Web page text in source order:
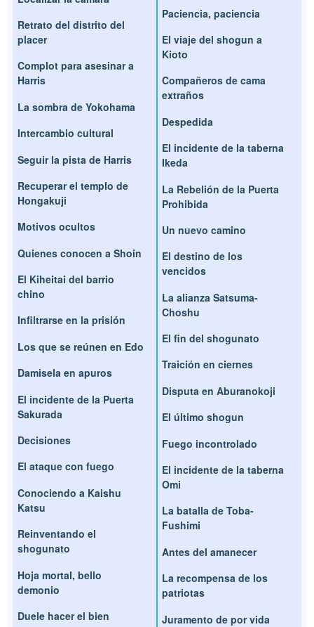
Retrato del distrito del
placer
Complot para asesinar a
Harris
La sombra de Yokohama
Intercambio cultural
Seguir la pista de Harris
Recuperar el templo de
Hongakuji
Motivos ocultos
Quienes conocen a Shoin
El Kiheitai del barrio
chino
Infiltrarse en la prisión
Los que se reúnen en Edo
Damisela en apuros
El incidente de la Puerta
Sakurada
Decisiones
El ataque con fuego
Conociendo a Kaishu
Katsu
Reinventando el
shogunato
Hoja mortal, bello
demonio
Duele hacer el bien
Paciencia, paciencia
El viaje del shogun a
Kioto
Compañeros de cama
extraños
Despedida
El incidente de la taberna
Ikeda
La Rebelión de la Puerta
Prohibida
Un nuevo camino
El destino de los
vencidos
La alianza Satsuma-
Choshu
El fin del shogunato
Traición en ciernes
Disputa en Aburanokoji
El último shogun
Fuego incontrolado
El incidente de la taberna
Omi
La batalla de Toba-
Fushimi
Antes del amanecer
La recompensa de los
patriotas
Juramento de por vida